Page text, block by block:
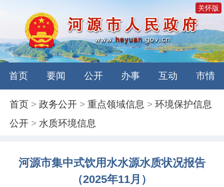
关怀版
首页 要闻 公开 办事 互动 市情
首页 >政务公开 >重点领域信息 >环境保护信息
公开 > 水质环境信息
河源市集中式饮用水水源水质状况报告
（2025年11月）